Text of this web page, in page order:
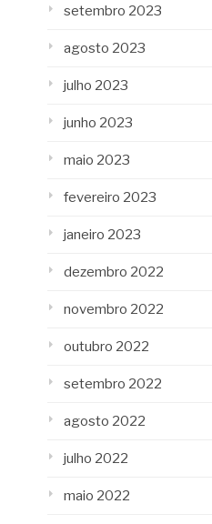
setembro 2023
agosto 2023
julho 2023
junho 2023
maio 2023
fevereiro 2023
janeiro 2023
dezembro 2022
novembro 2022
outubro 2022
setembro 2022
agosto 2022
julho 2022
maio 2022